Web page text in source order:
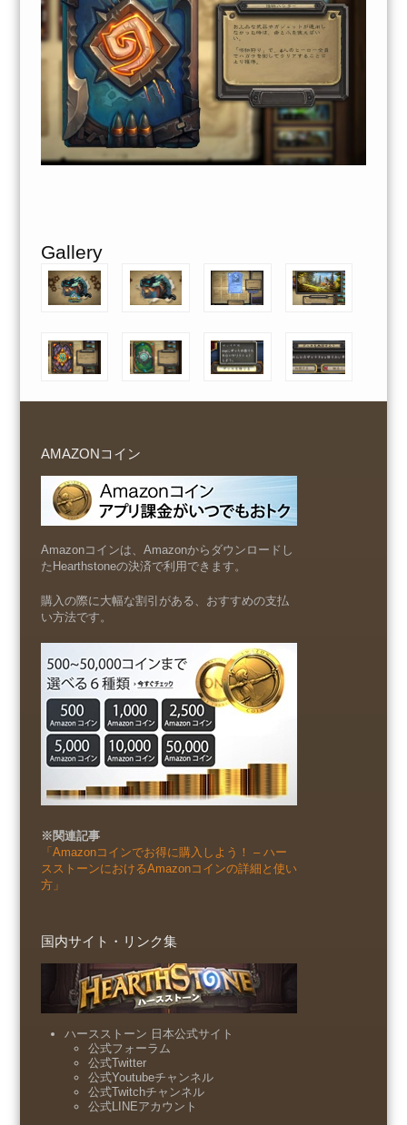
Gallery
AMAZONコイン
Amazonコインは、Amazonからダウンロードし
たHearthstoneの決済で利用できます。
購入の際に大幅な割引がある、おすすめの支払
い方法です。
※関連記事
「Amazonコインでお得に購入しよう！ – ハー
スストーンにおけるAmazonコインの詳細と使い
方」
国内サイト・リンク集
ハースストーン 日本公式サイト
公式フォーラム
公式Twitter
公式Youtubeチャンネル
公式Twitchチャンネル
公式LINEアカウント